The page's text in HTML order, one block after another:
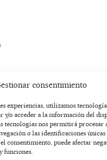
consentimiento
experiencias, utilizamos
y/o acceder a la información del
tecnologías nos permitirá procesar
o las identificaciones únicas
consentimiento, puede afectar
funciones.
F
a
c
e
I
n
s
t
X
-
t
w
Y
o
u
t
T
i
k
t